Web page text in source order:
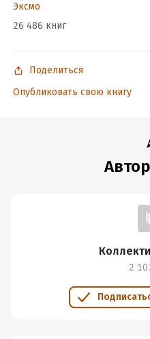
Эксмо
26 486 книг
Поделиться
Опубликовать свою книгу
2